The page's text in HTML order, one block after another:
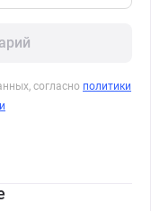
согласно политики